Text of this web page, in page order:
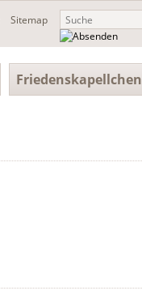
Sitemap
Friedenskapellchen